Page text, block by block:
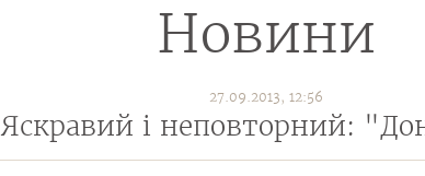
Новини
27.09.2013, 12:56
Яскравий і неповторний: